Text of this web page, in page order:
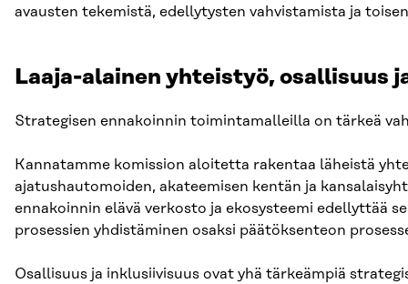
avausten tekemistä, edellytysten vahvistamista ja
Laaja-alainen yhteistyö, osallisuus
Strategisen ennakoinnin toimintamalleilla on tärkeä
Kannatamme komission aloitetta rakentaa läheistä
ajatushautomoiden, akateemisen kentän ja
ennakoinnin elävä verkosto ja ekosysteemi edellyttää
prosessien yhdistäminen osaksi päätöksenteon
Osallisuus ja inklusiivisuus ovat yhä tärkeämpiä